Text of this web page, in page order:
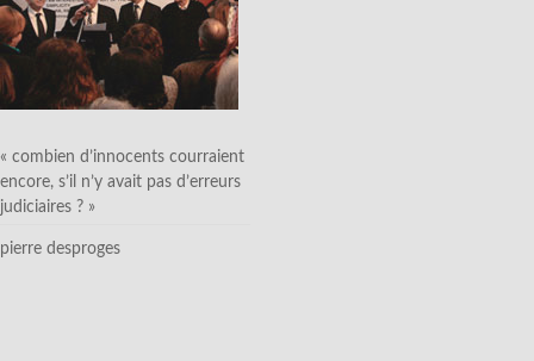
« combien d’innocents courraient
encore, s’il n’y avait pas d’erreurs
judiciaires ? »
pierre desproges